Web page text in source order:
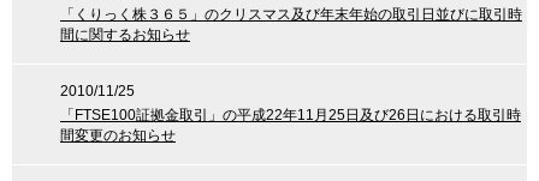
「くりっく株３６５」のクリスマス及び年末年始の取引日並びに取引時
間に関するお知らせ
2010/11/25
「FTSE100証拠金取引」の平成22年11月25日及び26日における取引時
間変更のお知らせ